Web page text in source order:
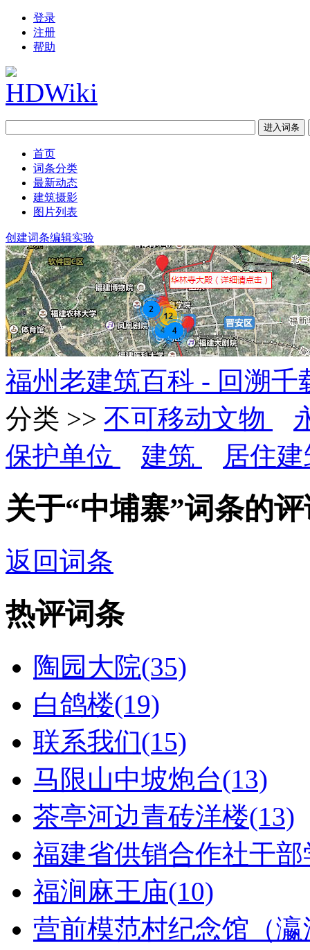
登录
注册
帮助
首页
词条分类
最新动态
建筑摄影
图片列表
创建词条编辑实验
福州老建筑百科 - 回溯
分类 >> 不可移动文物
保护单位
建筑 居住
关于“中埔寨”词条的
返回词条
热评词条
陶园大院(35)
白鸽楼(19)
联系我们(15)
马限山中坡炮台(13)
茶亭河边青砖洋楼(13)
福建省供销合作社干
福涧麻王庙(10)
营前模范村纪念馆（